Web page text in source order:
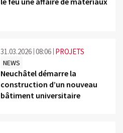
31.03.2026 08:06 PROJETS
NEWS
Neuchâtel démarre la
construction d’un nouveau
bâtiment universitaire